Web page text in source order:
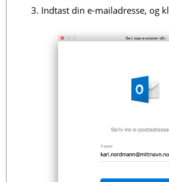
Indtast din e-mailadresse, og